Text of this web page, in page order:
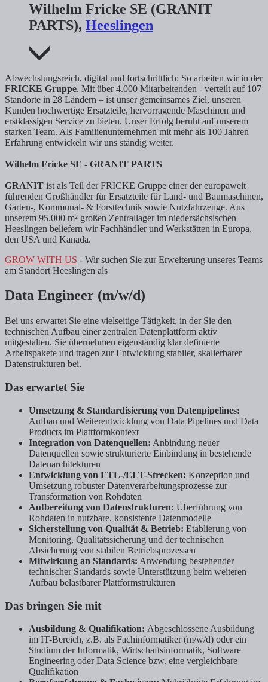
Wilhelm Fricke SE (GRANIT
PARTS), Heeslingen
Abwechslungsreich, digital und fortschrittlich: So arbeiten wir in der
FRICKE Gruppe. Mit über 4.000 Mitarbeitenden - verteilt auf 107
Standorte in 28 Ländern – ist unser gemeinsames Ziel, unseren
Kunden hochwertige Ersatzteile, hervorragende Maschinen und
erstklassigen Service zu bieten. Unser Erfolg beruht auf unserem
starken Team. Als Familienunternehmen mit mehr als 100 Jahren
Erfahrung entwickeln wir uns ständig weiter.
Wilhelm Fricke SE - GRANIT PARTS
GRANIT ist als Teil der FRICKE Gruppe einer der europaweit
führenden Großhändler für Ersatzteile für Land- und Baumaschinen,
Garten-, Kommunal- & Forsttechnik sowie Nutzfahrzeuge. Aus
unserem 95.000 m² großen Zentrallager im niedersächsischen
Heeslingen beliefern wir Fachhändler und Werkstätten in Europa,
den USA und Kanada.
GROW WITH US - Wir suchen Sie zur Erweiterung unseres Teams
am Standort Heeslingen als
Data Engineer (m/w/d)
Bei uns erwartet Sie eine vielseitige Tätigkeit, in der Sie den
technischen Aufbau einer zentralen Datenplattform aktiv
mitgestalten. Sie übernehmen eigenständig klar definierte
Arbeitspakete und tragen zur Entwicklung stabiler, skalierbarer
Datenstrukturen bei.
Das erwartet Sie
Umsetzung & Standardisierung von Datenpipelines:
Aufbau und Weiterentwicklung von Data Pipelines und Data
Products im Plattformkontext
Integration von Datenquellen: Anbindung neuer
Datenquellen sowie strukturierte Einbindung in bestehende
Datenarchitekturen
Entwicklung von ETL-/ELT-Strecken: Konzeption und
Umsetzung robuster Datenverarbeitungsprozesse zur
Transformation von Rohdaten
Aufbereitung von Datenstrukturen: Überführung von
Rohdaten in nutzbare, konsistente Datenmodelle
Sicherstellung von Qualität & Betrieb: Etablierung von
Monitoring, Qualitätssicherung und der technischen
Absicherung von stabilen Betriebsprozessen
Mitwirkung an Standards: Anwendung bestehender
technischer Standards sowie Unterstützung beim weiteren
Aufbau belastbarer Plattformstrukturen
Das bringen Sie mit
Ausbildung & Qualifikation: Abgeschlossene Ausbildung
im IT-Bereich, z.B. als Fachinformatiker (m/w/d) oder ein
Studium der Informatik, Wirtschaftsinformatik, Software
Engineering oder Data Science bzw. eine vergleichbare
Qualifikation